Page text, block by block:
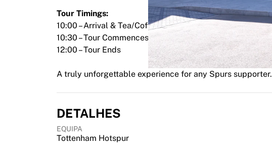
Campeonatos do Mundo 2026
Premier League
Futebol feminino dos EUA
Futebol feminino do Canadá
Tour Timings:
10:00 – Arrival & Tea/Coffee
10:30 – Tour Commences
12:00 – Tour Ends
A truly unforgettable experience for any Spurs supporter.
DETALHES
EQUIPA
Tottenham Hotspur